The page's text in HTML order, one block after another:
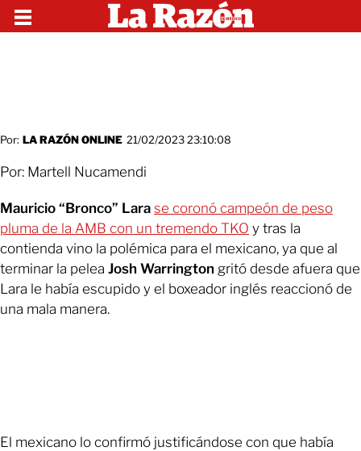
Por: LA RAZÓN ONLINE 21/02/2023 23:10:08
Por: Martell Nucamendi
Mauricio “Bronco” Lara se coronó campeón de peso
pluma de la AMB con un tremendo TKO y tras la
contienda vino la polémica para el mexicano, ya que al
terminar la pelea Josh Warrington gritó desde afuera que
Lara le había escupido y el boxeador inglés reaccionó de
una mala manera.
El mexicano lo confirmó justificándose con que había